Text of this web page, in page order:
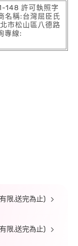
148 許可執照字
名稱:台灣屈臣氏
市松山區八德路
專線:
限,送完為止)
限,送完為止)